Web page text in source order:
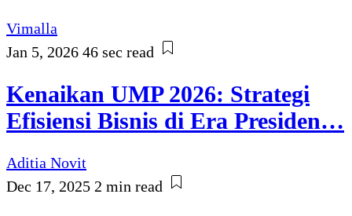
Vimalla
Jan 5, 2026 46 sec read
Kenaikan UMP 2026: Strategi
Efisiensi Bisnis di Era Presiden…
Aditia Novit
Dec 17, 2025 2 min read